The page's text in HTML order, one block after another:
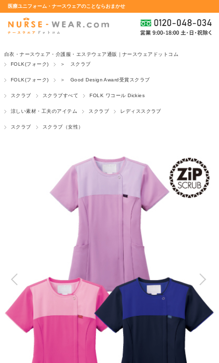
医療ユニフォーム・ナースウェアのことならおまかせ
白衣・ナースウェア・介護服・エステウェア通販｜ナースウェアドットコム
FOLK(フォーク)
＞ スクラブ
FOLK(フォーク) ＞ Good Design Award受賞スクラブ
スクラブ スクラブすべて FOLK ワコール Dickies
涼しい素材・工夫のアイテム スクラブ レディススクラブ
スクラブ スクラブ（女性）